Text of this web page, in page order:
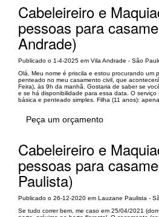
Cabeleireiro e
pessoas para
Andrade)
Publicado o 1-4-2025 em Vila Andrade - São
Olá, Meu nome é priscila e estou procurando um
penteado no meu casamento civil, que
Feira), às 9h da manhã. Gostaria de saber se
e se há disponibilidade para essa data. O serviço
básica e penteado simples. Filha (11 anos):
Peça um orçamento
Cabeleireiro e
pessoas para
Paulista)
Publicado o 26-12-2020 em Lauzane Paulista -
Se tudo correr bem, me caso em 25/04/2021